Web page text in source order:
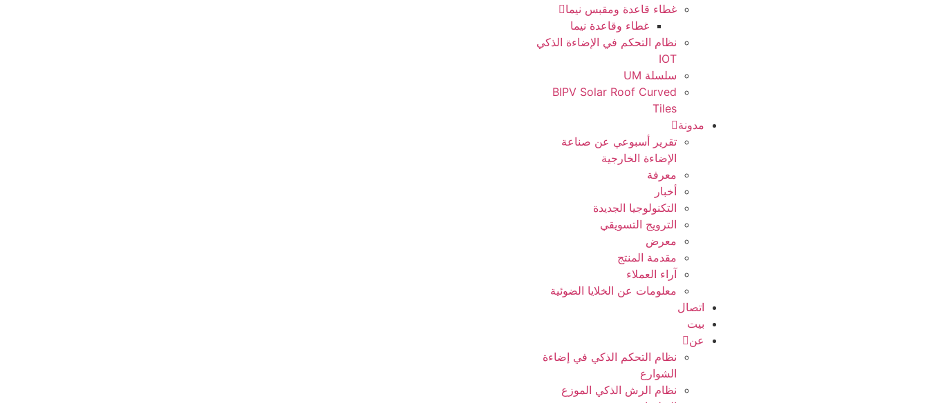
غطاء قاعدة ومقبس نيما
غطاء وقاعدة نيما
نظام التحكم في الإضاءة الذكي
IOT
سلسلة UM
BIPV Solar Roof Curved
Tiles
مدونة
تقرير أسبوعي عن صناعة
الإضاءة الخارجية
معرفة
أخبار
التكنولوجيا الجديدة
الترويج التسويقي
معرض
مقدمة المنتج
آراء العملاء
معلومات عن الخلايا الضوئية
اتصال
بيت
عن
نظام التحكم الذكي في إضاءة
الشوارع
نظام الرش الذكي الموزع